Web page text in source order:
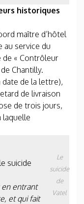
historiques
maître d’hôtel
au service du
de « Contrôleur
Chantilly.
date de la lettre),
de livraison
de trois jours,
laquelle
Le
suicide
de
Vatel
suicide
en entrant
et qui fait